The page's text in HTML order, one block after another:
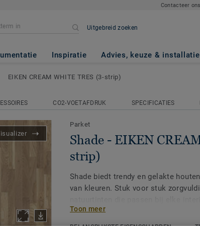
Contacteer ons
Uitgebreid zoeken
Inspiratie Advies, keuze & installatie
WHITE TRES (3-strip)
EIKEN CREAM WHITE TRES (3-strip)
CO2-VOETAFDRUK SPECIFICATIES
Parket
Shade - EIKEN
strip)
Shade biedt trendy en gelakte
van kleuren. Stuk voor stuk
voor de moderne en trendy look die
voorzien.
Toon meer